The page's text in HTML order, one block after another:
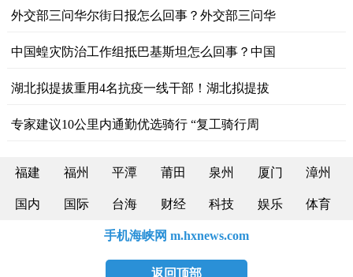
外交部三问华尔街日报怎么回事？外交部三问华
中国蝗灾防治工作组抵巴基斯坦怎么回事？中国
湖北拟提拔重用4名抗疫一线干部！湖北拟提拔
专家建议10公里内通勤优选骑行 “复工骑行周
福建 福州 平潭 莆田 泉州 厦门 漳州
国内 国际 台海 财经 科技 娱乐 体育
手机海峡网 m.hxnews.com
返回顶部